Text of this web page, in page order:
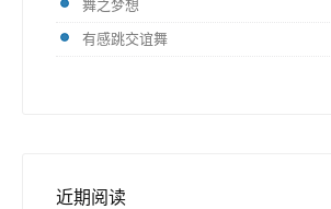
舞之梦想
有感跳交谊舞
近期阅读